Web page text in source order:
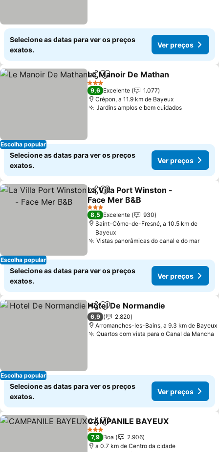
Selecione as datas para ver os preços
exatos.
Ver preços
Escolha popular
PartilharAdicionar aos favoritos
Le Manoir De Mathan
3 Estrelas
9,6 Excelente
1.077
Crépon, a 11.9 km de Bayeux
Jardins amplos e bem cuidadosVer
Selecione as datas para ver os preços
exatos.
Ver preços
Escolha popular
PartilharAdicionar aos favoritos
La Villa Port Winston -
Face Mer B&B
Ver preços
3 Estrelas
8,5 Excelente
930
Saint-Côme-de-Fresné, a 10.5 km de
Bayeux
Vistas panorâmicas do canal e do marVer
Selecione as datas para ver os preços
exatos.
Ver preços
Escolha popular
PartilharAdicionar aos favoritos
Hotel De Normandie
6,9
2.820
Arromanches-les-Bains, a 9.3 km de Bayeux
Quartos com vista para o Canal da Mancha
Selecione as datas para ver os preços
exatos.
Ver preços
PartilharAdicionar aos favoritos
CAMPANILE BAYEUX
3 Estrelas
7,9 Boa
2.906
a 0.7 km de Centro da cidade